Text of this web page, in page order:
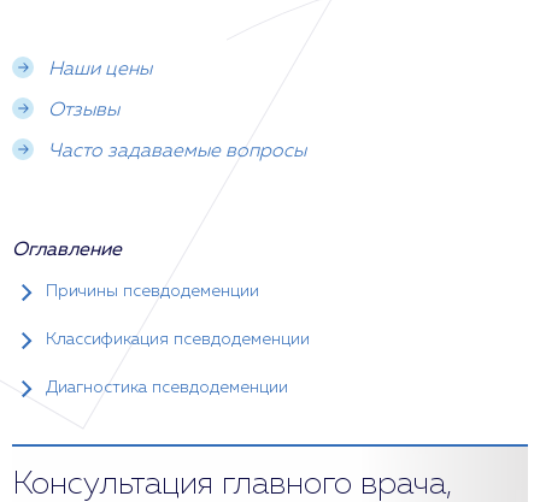
Наши цены
Отзывы
Часто задаваемые вопросы
Оглавление
Причины псевдодеменции
Классификация псевдодеменции
Диагностика псевдодеменции
Консультация главного врача,